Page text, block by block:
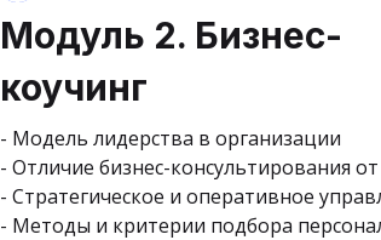
Модуль 2. Бизнес-
коучинг
- Модель лидерства в организации
- Отличие бизнес-консультирования
- Стратегическое и оперативное
- Методы и критерии подбора